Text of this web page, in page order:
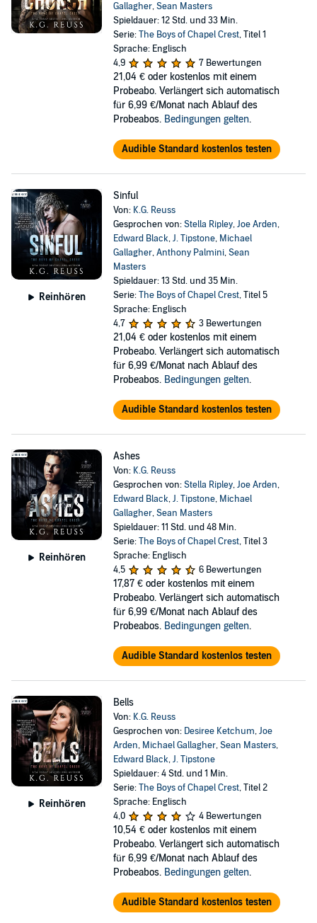
Gallagher,Sean Masters
Spieldauer: 12 Std. und 33 Min.
Serie:The Boys of Chapel Crest, Titel 1
Sprache: Englisch
4,9
7 Bewertungen
21,04 € oder kostenlos mit einem
Probeabo. Verlängert sich automatisch
für 6,99 €/Monat nach Ablauf des
Probeabos. Bedingungen gelten.
Audible Standard kostenlos testen
Reinhören
Sinful
Von: K.G. Reuss
Gesprochen von:Stella Ripley,Joe Arden,
Edward Black,J. Tipstone, Michael
Gallagher,Anthony Palmini,Sean
Masters
Spieldauer: 13 Std. und 35 Min.
Serie:The Boys of Chapel Crest, Titel 5
Sprache: Englisch
4,7
3 Bewertungen
21,04 € oder kostenlos mit einem
Probeabo. Verlängert sich automatisch
für 6,99 €/Monat nach Ablauf des
Probeabos. Bedingungen gelten.
Audible Standard kostenlos testen
Reinhören
Ashes
Von: K.G. Reuss
Gesprochen von:Stella Ripley,Joe Arden,
Edward Black,J. Tipstone, Michael
Gallagher,Sean Masters
Spieldauer: 11 Std. und 48 Min.
Serie:The Boys of Chapel Crest, Titel 3
Sprache: Englisch
4,5
6 Bewertungen
17,87 € oder kostenlos mit einem
Probeabo. Verlängert sich automatisch
für 6,99 €/Monat nach Ablauf des
Probeabos. Bedingungen gelten.
Audible Standard kostenlos testen
Reinhören
Bells
Von: K.G. Reuss
Gesprochen von: Desiree Ketchum,Joe
Arden, Michael Gallagher,Sean Masters,
Edward Black,J. Tipstone
Spieldauer: 4 Std. und 1 Min.
Serie:The Boys of Chapel Crest, Titel 2
Sprache: Englisch
4,0
4 Bewertungen
10,54 € oder kostenlos mit einem
Probeabo. Verlängert sich automatisch
für 6,99 €/Monat nach Ablauf des
Probeabos. Bedingungen gelten.
Audible Standard kostenlos testen